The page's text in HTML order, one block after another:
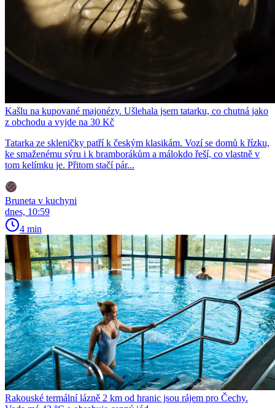
Kašlu na kupované majonézy. Ušlehala jsem tatarku, co chutná jako
z obchodu a vyjde na 30 Kč
Tatarka ze skleničky patří k českým klasikám. Vozí se domů k řízku,
ke smaženému sýru i k bramborákům a málokdo řeší, co vlastně v
tom kelímku je. Přitom stačí pár...
Bruneta v kuchyni
dnes, 10:59
4 min
Rakouské termální lázně 2 km od hranic jsou rájem pro Čechy.